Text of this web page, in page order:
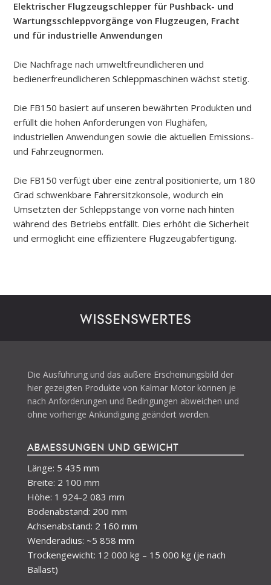
Elektrischer Flugzeugschlepper für Pushback- und
Wartungsschleppvorgänge von Flugzeugen, Fracht
Die Nachfrage nach umweltfreundlicheren und
Die FB150 basiert auf unseren bewährten Produkten und
erfüllt die hohen Anforderungen von Flughäfen,
industriellen Anwendungen sowie die aktuellen Emissions-
Die FB150 verfügt über eine zentral positionierte, um 180
Grad schwenkbare Fahrersitzkonsole, wodurch ein
Umsetzten der Schleppstange von vorne nach hinten
während des Betriebs entfällt. Dies erhöht die Sicherheit
WISSENSWERTES
Die Ausführung und das äußere Erscheinungsbild der
hier gezeigten Produkte von Kalmar Motor können je
nach Anforderungen und Bedingungen abweichen und
ABMESSUNGEN UND GEWICHT
Länge: 5 435 mm
Breite: 2 100 mm
Höhe: 1 924-2 083 mm
Bodenabstand: 200 mm
Achsenabstand: 2 160 mm
Wenderadius: ~5 858 mm
Trockengewicht: 12 000 kg – 15 000 kg (je nach